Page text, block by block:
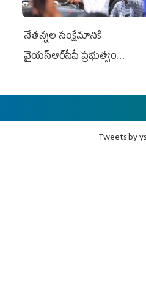
నేతన్నల సంక్షేమానికి
వైయ‌స్ఆర్‌సీపీ ప్రభుత్వం
Tweets by